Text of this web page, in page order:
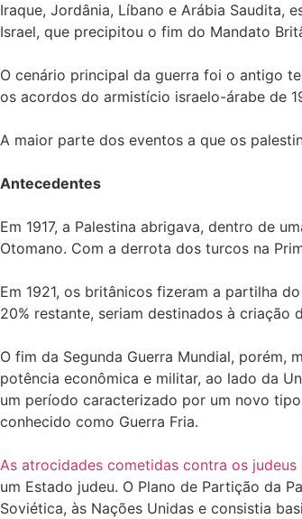
Iraque, Jordânia, Líbano e Arábia Saudita,
Israel, que precipitou o fim do Mandato
O cenário principal da guerra foi o antigo
os acordos do armistício israelo-árabe de
Antecedentes
Em 1917, a Palestina abrigava, dentro de
Otomano. Com a derrota dos turcos na
Em 1921, os britânicos fizeram a partilha
20% restante, seriam destinados à criação
O fim da Segunda Guerra Mundial, porém,
potência econômica e militar, ao lado da
um período caracterizado por um novo
conhecido como Guerra Fria.
As atrocidades cometidas contra os
um Estado judeu. O Plano de Partição da
Soviética, às Nações Unidas e consistia